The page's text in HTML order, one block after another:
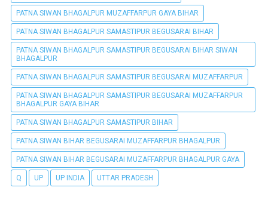
PATNA SIWAN BHAGALPUR MUZAFFARPUR GAYA BIHAR
PATNA SIWAN BHAGALPUR SAMASTIPUR BEGUSARAI BIHAR
PATNA SIWAN BHAGALPUR SAMASTIPUR BEGUSARAI BIHAR SIWAN
BHAGALPUR
PATNA SIWAN BHAGALPUR SAMASTIPUR BEGUSARAI MUZAFFARPUR
PATNA SIWAN BHAGALPUR SAMASTIPUR BEGUSARAI MUZAFFARPUR
BHAGALPUR GAYA BIHAR
PATNA SIWAN BHAGALPUR SAMASTIPUR BIHAR
PATNA SIWAN BIHAR BEGUSARAI MUZAFFARPUR BHAGALPUR
PATNA SIWAN BIHAR BEGUSARAI MUZAFFARPUR BHAGALPUR GAYA
Q UP UP INDIA UTTAR PRADESH